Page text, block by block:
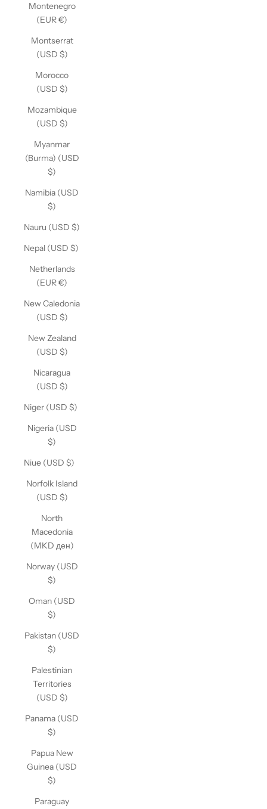
Montenegro
(EUR €)
Montserrat
(USD $)
Morocco
(USD $)
Mozambique
(USD $)
Myanmar
(Burma) (USD
$)
Namibia (USD
$)
Nauru (USD $)
Nepal (USD $)
Netherlands
(EUR €)
New Caledonia
(USD $)
New Zealand
(USD $)
Nicaragua
(USD $)
Niger (USD $)
Nigeria (USD
$)
Niue (USD $)
Norfolk Island
(USD $)
North
Macedonia
(MKD ден)
Norway (USD
$)
Oman (USD
$)
Pakistan (USD
$)
Palestinian
Territories
(USD $)
Panama (USD
$)
Papua New
Guinea (USD
$)
Paraguay